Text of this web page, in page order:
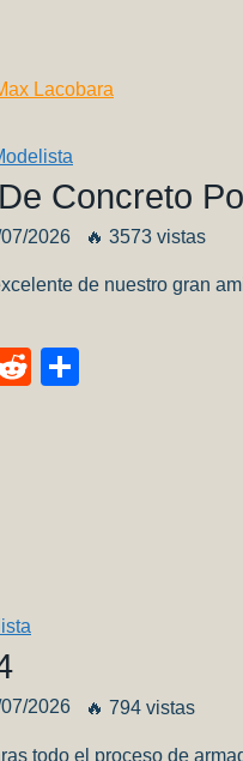
Concreto
2026 🔥 3573 vistas
de nuestro gran
Reddit
2026 🔥 794 vistas
todo el proceso de